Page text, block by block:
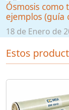
Ósmosis como
ejemplos (guía
18 de Enero de
Estos